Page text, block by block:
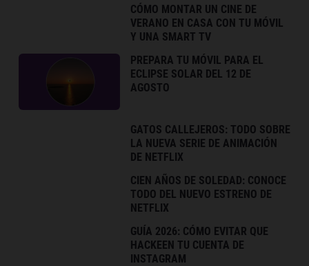
CÓMO MONTAR UN CINE DE
VERANO EN CASA CON TU MÓVIL
Y UNA SMART TV
PREPARA TU MÓVIL PARA EL
ECLIPSE SOLAR DEL 12 DE
AGOSTO
GATOS CALLEJEROS: TODO SOBRE
LA NUEVA SERIE DE ANIMACIÓN
DE NETFLIX
CIEN AÑOS DE SOLEDAD: CONOCE
TODO DEL NUEVO ESTRENO DE
NETFLIX
GUÍA 2026: CÓMO EVITAR QUE
HACKEEN TU CUENTA DE
INSTAGRAM